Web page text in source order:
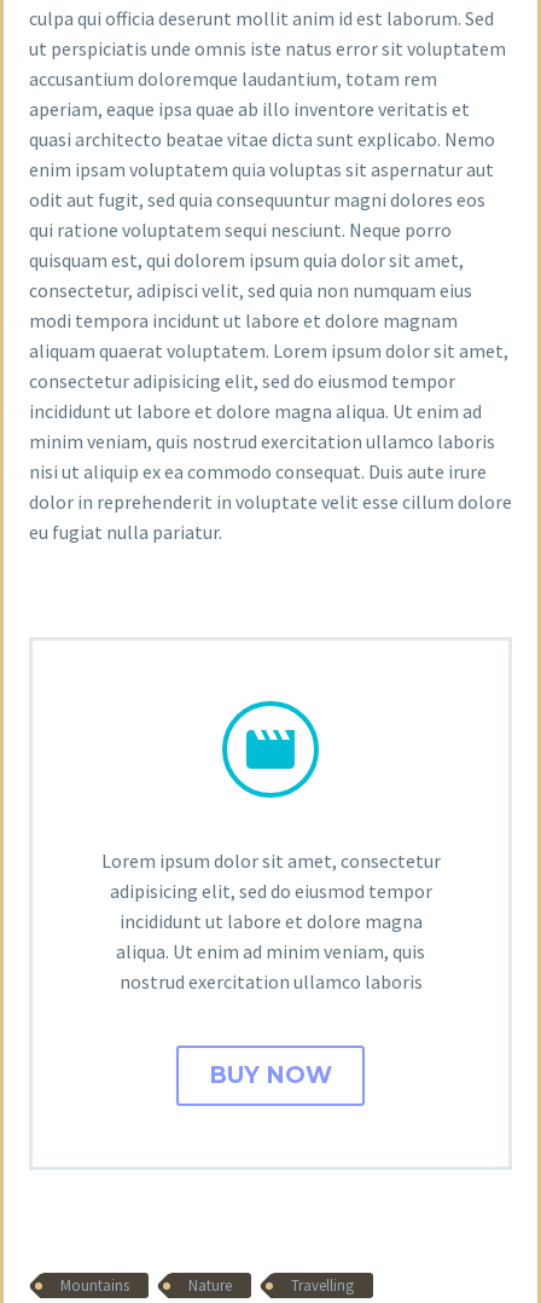
culpa qui officia deserunt mollit anim id est laborum. Sed
ut perspiciatis unde omnis iste natus error sit voluptatem
accusantium doloremque laudantium, totam rem
aperiam, eaque ipsa quae ab illo inventore veritatis et
quasi architecto beatae vitae dicta sunt explicabo. Nemo
enim ipsam voluptatem quia voluptas sit aspernatur aut
odit aut fugit, sed quia consequuntur magni dolores eos
qui ratione voluptatem sequi nesciunt. Neque porro
quisquam est, qui dolorem ipsum quia dolor sit amet,
consectetur, adipisci velit, sed quia non numquam eius
modi tempora incidunt ut labore et dolore magnam
aliquam quaerat voluptatem. Lorem ipsum dolor sit amet,
consectetur adipisicing elit, sed do eiusmod tempor
incididunt ut labore et dolore magna aliqua. Ut enim ad
minim veniam, quis nostrud exercitation ullamco laboris
nisi ut aliquip ex ea commodo consequat. Duis aute irure
dolor in reprehenderit in voluptate velit esse cillum dolore
eu fugiat nulla pariatur.


Lorem ipsum dolor sit amet, consectetur
adipisicing elit, sed do eiusmod tempor
incididunt ut labore et dolore magna
aliqua. Ut enim ad minim veniam, quis
nostrud exercitation ullamco laboris
BUY NOW
Mountains Nature Travelling